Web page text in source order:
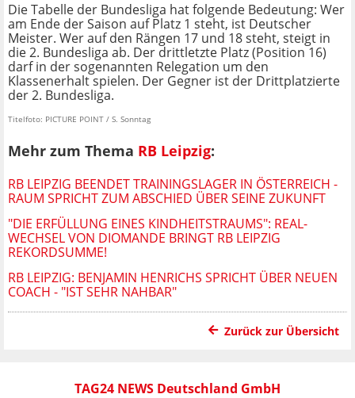
Die Tabelle der Bundesliga hat folgende Bedeutung: Wer
am Ende der Saison auf Platz 1 steht, ist Deutscher
Meister. Wer auf den Rängen 17 und 18 steht, steigt in
die 2. Bundesliga ab. Der drittletzte Platz (Position 16)
darf in der sogenannten Relegation um den
Klassenerhalt spielen. Der Gegner ist der Drittplatzierte
der 2. Bundesliga.
Titelfoto: PICTURE POINT / S. Sonntag
Mehr zum Thema RB Leipzig:
RB LEIPZIG BEENDET TRAININGSLAGER IN ÖSTERREICH -
RAUM SPRICHT ZUM ABSCHIED ÜBER SEINE ZUKUNFT
"DIE ERFÜLLUNG EINES KINDHEITSTRAUMS": REAL-
WECHSEL VON DIOMANDE BRINGT RB LEIPZIG
REKORDSUMME!
RB LEIPZIG: BENJAMIN HENRICHS SPRICHT ÜBER NEUEN
COACH - "IST SEHR NAHBAR"
Zurück zur Übersicht
TAG24 NEWS Deutschland GmbH